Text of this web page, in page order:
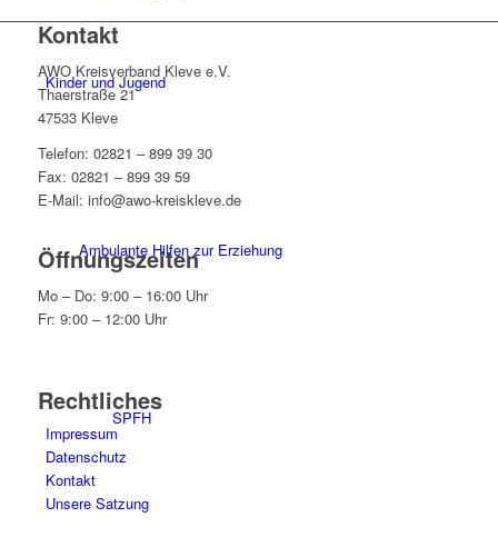
Kinder und Jugend
Ambulante Hilfen zur Erziehung
SPFH
Kontakt
AWO Kreisverband Kleve e.V.
Thaerstraße 21
47533 Kleve
Telefon: 02821 – 899 39 30
Fax: 02821 – 899 39 59
E-Mail: info@awo-kreiskleve.de
Öffnungszeiten
Mo – Do: 9:00 – 16:00 Uhr
Fr: 9:00 – 12:00 Uhr
Rechtliches
Impressum
Datenschutz
Kontakt
Unsere Satzung